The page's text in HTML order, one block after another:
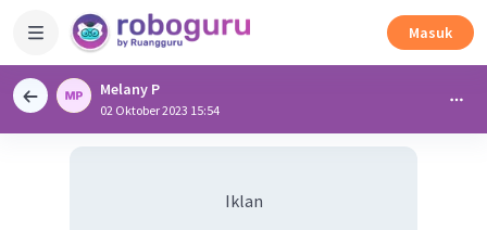
Masuk
Melany P
02 Oktober 2023 15:54
Iklan